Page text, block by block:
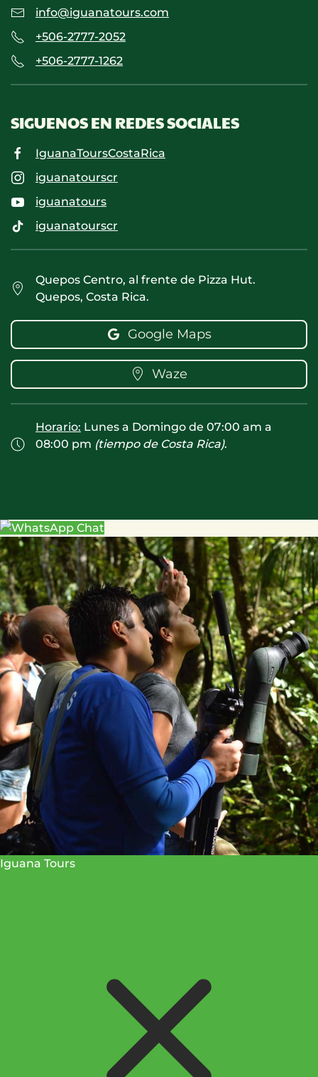
info@iguanatours.com
+506-2777-2052
+506-2777-1262
SIGUENOS EN REDES SOCIALES
IguanaToursCostaRica
iguanatourscr
iguanatours
iguanatourscr
Quepos Centro, al frente de Pizza Hut.
Quepos, Costa Rica.
Google Maps
Waze
Horario: Lunes a Domingo de 07:00 am a
08:00 pm (tiempo de Costa Rica).
Chat
Iguana Tours